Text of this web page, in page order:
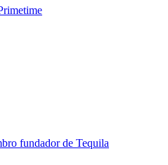
fundador de Tequila